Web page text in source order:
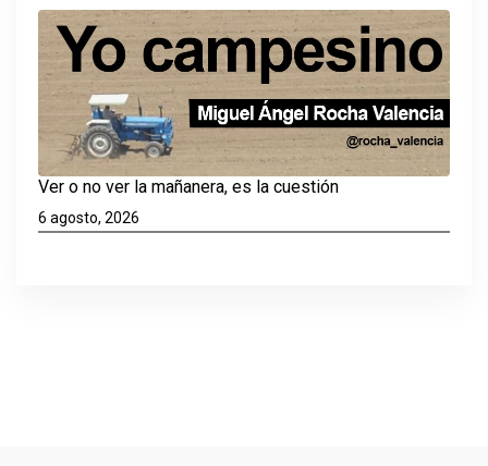
Ver o no ver la mañanera, es la cuestión
6 agosto, 2026